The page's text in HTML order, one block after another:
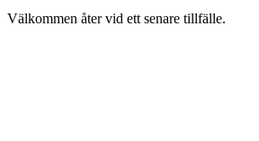
Välkommen åter vid ett senare tillfälle.